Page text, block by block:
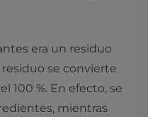
era un residuo
residuo se convierte
100 %. En efecto, se
mientras